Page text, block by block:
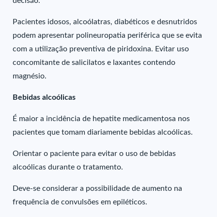
Pacientes idosos, alcoólatras, diabéticos e desnutridos
podem apresentar polineuropatia periférica que se evita
com a utilização preventiva de piridoxina. Evitar uso
concomitante de salicilatos e laxantes contendo
magnésio.
Bebidas alcoólicas
É maior a incidência de hepatite medicamentosa nos
pacientes que tomam diariamente bebidas alcoólicas.
Orientar o paciente para evitar o uso de bebidas
alcoólicas durante o tratamento.
Deve-se considerar a possibilidade de aumento na
frequência de convulsões em epiléticos.